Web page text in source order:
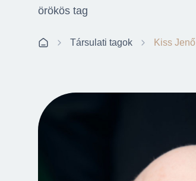
örökös tag
Társulati tagok Kiss Jenő